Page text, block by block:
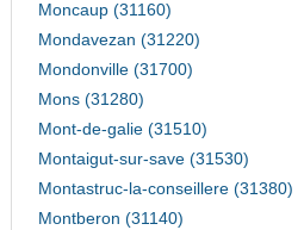
Moncaup (31160)
Mondavezan (31220)
Mondonville (31700)
Mons (31280)
Mont-de-galie (31510)
Montaigut-sur-save (31530)
Montastruc-la-conseillere (31380)
Montberon (31140)